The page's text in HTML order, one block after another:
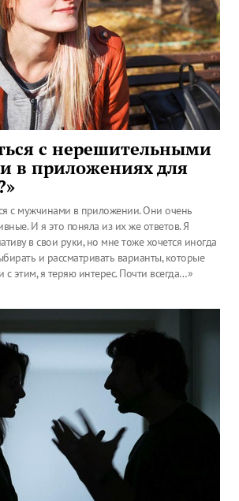
с нерешительными
в приложениях для
с мужчинами в приложении. Они очень
И я это поняла из их же ответов. Я
в свои руки, но мне тоже хочется иногда
и рассматривать варианты, которые
с этим, я теряю интерес. Почти всегда…»